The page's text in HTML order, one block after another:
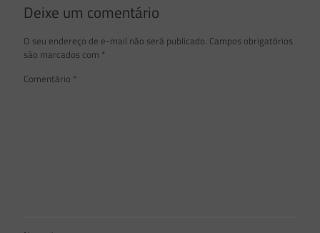
Deixe um comentário
O seu endereço de e-mail não será publicado. Campos obrigatórios
são marcados com *
Comentário *